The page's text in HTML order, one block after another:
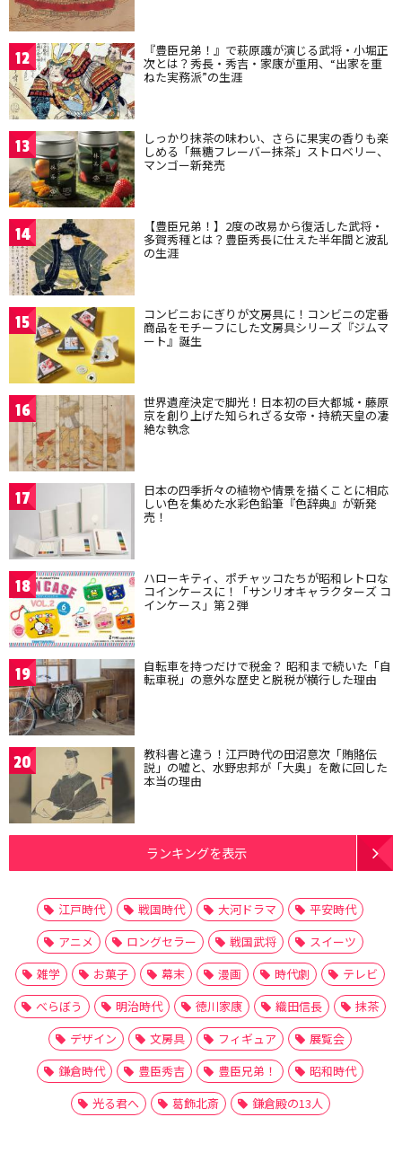
12 『豊臣兄弟！』で萩原護が演じる武将・小堀正
次とは？秀長・秀吉・家康が重用、“出家を重
ねた実務派”の生涯
13 しっかり抹茶の味わい、さらに果実の香りも楽
しめる「無糖フレーバー抹茶」ストロベリー、
マンゴー新発売
14 【豊臣兄弟！】2度の改易から復活した武将・
多賀秀種とは？豊臣秀長に仕えた半年間と波乱
の生涯
15 コンビニおにぎりが文房具に！コンビニの定番
商品をモチーフにした文房具シリーズ『ジムマ
ート』誕生
16 世界遺産決定で脚光！日本初の巨大都城・藤原
京を創り上げた知られざる女帝・持統天皇の凄
絶な執念
17 日本の四季折々の植物や情景を描くことに相応
しい色を集めた水彩色鉛筆『色辞典』が新発
売！
18 ハローキティ、ポチャッコたちが昭和レトロな
コインケースに！「サンリオキャラクターズ コ
インケース」第２弾
19 自転車を持つだけで税金？ 昭和まで続いた「自
転車税」の意外な歴史と脱税が横行した理由
20 教科書と違う！江戸時代の田沼意次「賄賂伝
説」の嘘と、水野忠邦が「大奥」を敵に回した
本当の理由
ランキングを表示
江戸時代 戦国時代 大河ドラマ
平安時代
アニメ
ロングセラー 戦国武将
スイーツ
雑学
お菓子 幕末 漫画 時代劇
テレビ
べらぼう
明治時代 徳川家康 織田信長
抹茶
デザイン
文房具 フィギュア
展覧会
鎌倉時代
豊臣秀吉 豊臣兄弟！
昭和時代
光る君へ
葛飾北斎 鎌倉殿の13人